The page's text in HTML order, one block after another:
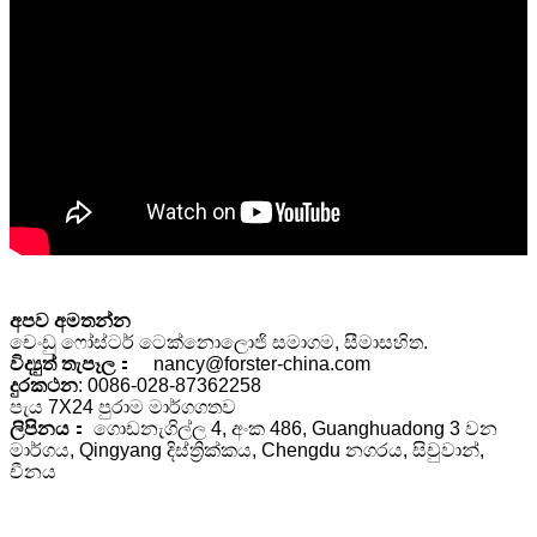
අපව අමතන්න
චෙංඩු ෆෝස්ටර් ටෙක්නොලොජි සමාගම, සීමාසහිත.
විද්‍යුත් තැපෑල ： nancy@forster-china.com
දුරකථන: 0086-028-87362258
පැය 7X24 පුරාම මාර්ගගතව
ලිපිනය ： ගොඩනැගිල්ල 4, අංක 486, Guanghuadong 3 වන
මාර්ගය, Qingyang දිස්ත්‍රික්කය, Chengdu නගරය, සිචුවාන්,
චීනය